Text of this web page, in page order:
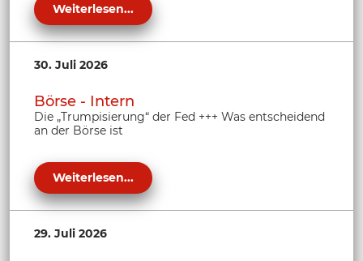
Weiterlesen...
30. Juli 2026
Börse - Intern
Die „Trumpisierung“ der Fed +++ Was entscheidend
an der Börse ist
Weiterlesen...
29. Juli 2026